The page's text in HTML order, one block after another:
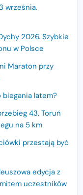
września.
2026. Szybkie
w Polsce
Maraton przy
latem?
43. Toruń
na 5 km
przestają być
edycja z
uczestników